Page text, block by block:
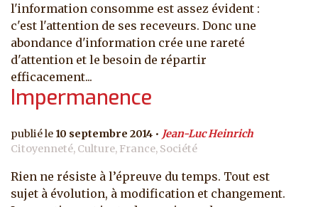
l'information consomme est assez évident :
c'est l'attention de ses receveurs. Donc une
abondance d'information crée une rareté
d'attention et le besoin de répartir
efficacement...
Impermanence
10 septembre 2014
Jean-Luc Heinrich
Citoyenneté, Culture, France, Société
Rien ne résiste à l’épreuve du temps. Tout est
sujet à évolution, à modification et changement.